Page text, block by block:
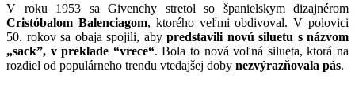
V roku 1953 sa Givenchy stretol so španielskym dizajnérom
Cristóbalom Balenciagom, ktorého veľmi obdivoval. V polovici
50. rokov sa obaja spojili, aby predstavili novú siluetu s názvom
„sack”, v preklade “vrece“. Bola to nová voľná silueta, ktorá na
rozdiel od populárneho trendu vtedajšej doby nezvýrazňovala pás.